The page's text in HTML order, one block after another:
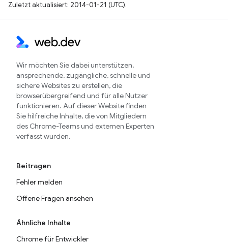
Zuletzt aktualisiert: 2014-01-21 (UTC).
Wir möchten Sie dabei unterstützen,
ansprechende, zugängliche, schnelle und
sichere Websites zu erstellen, die
browserübergreifend und für alle Nutzer
funktionieren. Auf dieser Website finden
Sie hilfreiche Inhalte, die von Mitgliedern
des Chrome-Teams und externen Experten
verfasst wurden.
Beitragen
Fehler melden
Offene Fragen ansehen
Ähnliche Inhalte
Chrome für Entwickler